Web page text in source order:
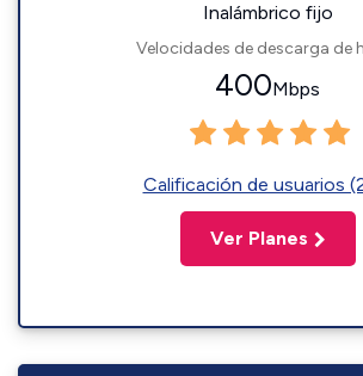
Inalámbrico fijo
Velocidades de descarga de
400Mbps
Calificación de usuarios
Ver Planes